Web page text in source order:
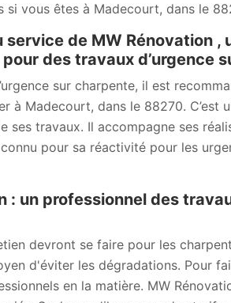
si vous êtes à Madecourt, dans le
service de MW Rénovation
des travaux d’urgence
sur charpente, il est
à Madecourt, dans le 88270.
ses travaux. Il accompagne ses
pour sa réactivité pour les
: un professionnel des
devront se faire pour les
d'éviter les dégradations. Pour
en la matière. MW